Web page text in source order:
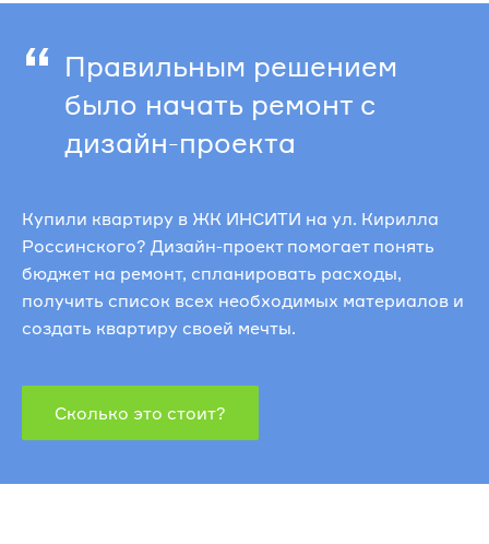
“ Правильным решением
было начать ремонт с
дизайн-проекта
Купили квартиру в ЖК ИНСИТИ на ул. Кирилла
Россинского? Дизайн-проект помогает понять
бюджет на ремонт, спланировать расходы,
получить список всех необходимых материалов и
создать квартиру своей мечты.
Сколько это стоит?